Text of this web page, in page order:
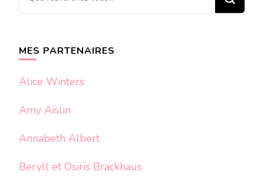
recherchiez
MES PARTENAIRES
Alice Winters
Amy Aislin
Annabeth Albert
Beryll et Osiris Brackhaus